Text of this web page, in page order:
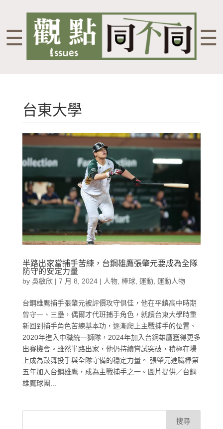
☰ ☰
台東大學
半路出家當捕手苦練，台鋼雄鷹張肇元要成為全隊
防守的安定力量
by 吳敏欣| 7 月 8, 2024| 人物, 棒球, 運動 運動人物
台鋼雄鷹捕手張肇元被評價攻守俱佳，他在平鎮高中時期
曾守一、三壘，偶爾才代班捕手角色，就讀台東大學時重
新回到捕手角色苦練基本功，逐漸爬上主戰捕手的位置、
2020年進入中職統一獅隊，2024年加入台鋼雄鷹獲得更多
出賽機會。雖然半路出家，他仍持續嘗試突破，積極在場
上成為鼓舞投手與全隊守備的穩定力量。 張肇元進職棒第
五年加入台鋼雄鷹，成為主戰捕手之一。圖片提供／台鋼
雄鷹球團...